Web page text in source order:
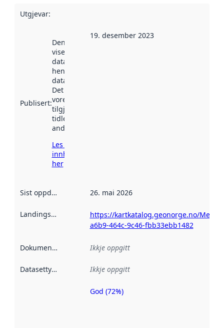
Utgjevar:
Publisert:
Denne datoen
viser når
datasettet vart
henta inn av
data.norge.no.
Det kan ha
vore
tilgjengeleg
tidlegare
andre stader.
Les meir om
innhenting
her
19. desember 2023
Sist oppdatert 26. mai 2026
Landingsside
https://kartkatalog.geonorge.no/
a6b9-464c-9c46-fbb33ebb1482
Dokumentasjon Ikkje oppgitt
Datasettype Ikkje oppgitt
Metadatakvalitet
God (72%)